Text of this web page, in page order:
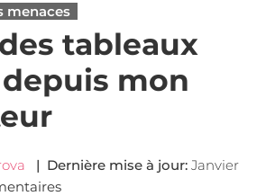
menaces
tableaux
mon
| Dernière mise à jour: Janvier